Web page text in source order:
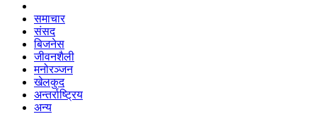
समाचार
संसद
बिजनेस
जीवनशैली
मनोरञ्जन
खेलकुद
अन्तर्राष्ट्रिय
अन्य